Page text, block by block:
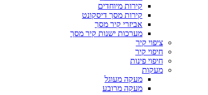
קירות מיוחדים
קירות מסך דיסקונט
אביזרי קיר מסך
מערכות ישנות קיר מסך
ציפוי קיר
חיפוי קיר
חיפוי פינות
מעקות
מעקה מעוגל
מעקה מרובע